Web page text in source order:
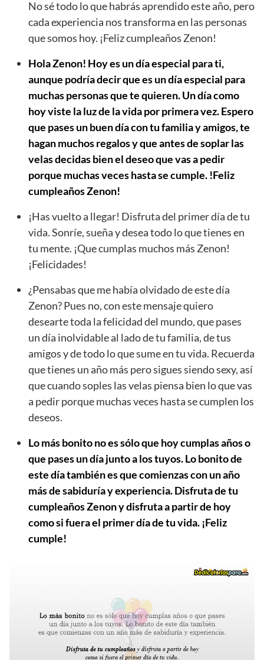
No sé todo lo que habrás aprendido este año, pero
cada experiencia nos transforma en las personas
que somos hoy. ¡Feliz cumpleaños Zenon!
Hola Zenon! Hoy es un día especial para ti,
aunque podría decir que es un día especial para
muchas personas que te quieren. Un día como
hoy viste la luz de la vida por primera vez. Espero
que pases un buen día con tu familia y amigos, te
hagan muchos regalos y que antes de soplar las
velas decidas bien el deseo que vas a pedir
porque muchas veces hasta se cumple. !Feliz
cumpleaños Zenon!
¡Has vuelto a llegar! Disfruta del primer día de tu
vida. Sonríe, sueña y desea todo lo que tienes en
tu mente. ¡Que cumplas muchos más Zenon!
¡Felicidades!
¿Pensabas que me había olvidado de este día
Zenon? Pues no, con este mensaje quiero
desearte toda la felicidad del mundo, que pases
un día inolvidable al lado de tu familia, de tus
amigos y de todo lo que sume en tu vida. Recuerda
que tienes un año más pero sigues siendo sexy, así
que cuando soples las velas piensa bien lo que vas
a pedir porque muchas veces hasta se cumplen los
deseos.
Lo más bonito no es sólo que hoy cumplas años o
que pases un día junto a los tuyos. Lo bonito de
este día también es que comienzas con un año
más de sabiduría y experiencia. Disfruta de tu
cumpleaños Zenon y disfruta a partir de hoy
como si fuera el primer día de tu vida. ¡Feliz
cumple!